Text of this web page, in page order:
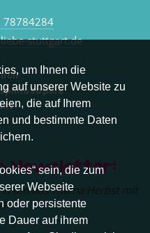
um Ihnen die
auf unserer Website zu
die auf Ihrem
und bestimmte Daten
sein, die zum
Webseite
oder persistente
Dauer auf ihrem
78784284
stuttgart.de
Newsletter:
um das Thema Herbst mit